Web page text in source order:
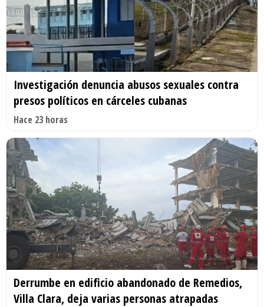
Investigación denuncia abusos sexuales contra
presos políticos en cárceles cubanas
Hace 23 horas
Derrumbe en edificio abandonado de Remedios,
Villa Clara, deja varias personas atrapadas